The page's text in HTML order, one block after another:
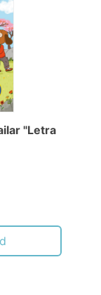
"Letra